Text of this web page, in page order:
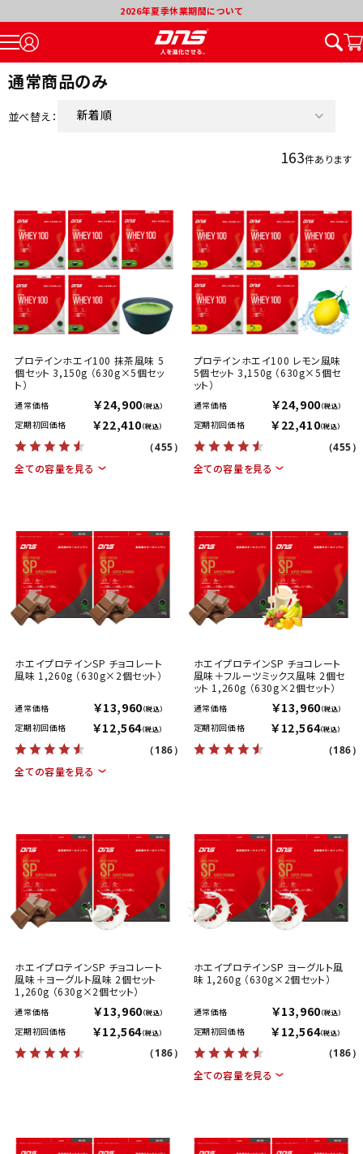
2026年夏季休業期間について
通常商品のみ
並べ替え：
新着順
割引率が高い順
163件あります
プロテインホエイ100 抹茶風味 5
個セット 3,150g （630g×5個セッ
ト）
通常価格 ￥24,900（税込）
定期初回価格 ￥22,410（税込）
（455）
全ての容量を見る
プロテインホエイ100 レモン風味
5個セット 3,150g （630g×5個セ
ット）
通常価格 ￥24,900（税込）
定期初回価格 ￥22,410（税込）
（455）
全ての容量を見る
ホエイプロテインSP チョコレート
風味 1,260g （630g×2個セット）
通常価格 ￥13,960（税込）
定期初回価格 ￥12,564（税込）
（186）
全ての容量を見る
ホエイプロテインSP チョコレート
風味＋フルーツミックス風味 2個セ
ット 1,260g （630g×2個セット）
通常価格 ￥13,960（税込）
定期初回価格 ￥12,564（税込）
（186）
ホエイプロテインSP チョコレート
風味＋ヨーグルト風味 2個セット
1,260g （630g×2個セット）
通常価格 ￥13,960（税込）
定期初回価格 ￥12,564（税込）
（186）
ホエイプロテインSP ヨーグルト風
味 1,260g （630g×2個セット）
通常価格 ￥13,960（税込）
定期初回価格 ￥12,564（税込）
（186）
全ての容量を見る